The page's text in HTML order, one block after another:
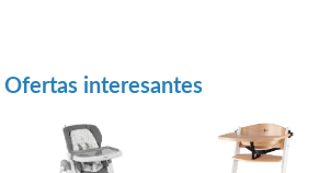
Ofertas interesantes